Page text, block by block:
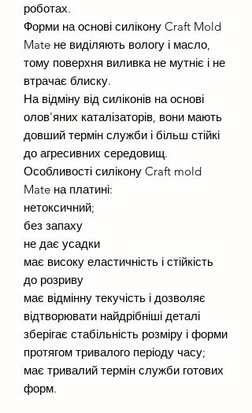
роботах.
Форми на основі силікону Craft Mold
Mate не виділяють вологу і масло,
тому поверхня виливка не мутніє і не
втрачає блиску.
На відміну від силіконів на основі
олов'яних каталізаторів, вони мають
довший термін служби і більш стійкі
до агресивних середовищ.
Особливості силікону Craft mold
Mate на платині:
нетоксичний;
без запаху
не дає усадки
має високу еластичність і стійкість
до розриву
має відмінну текучість і дозволяє
відтворювати найдрібніші деталі
зберігає стабільність розміру і форми
протягом тривалого періоду часу;
має тривалий термін служби готових
форм.